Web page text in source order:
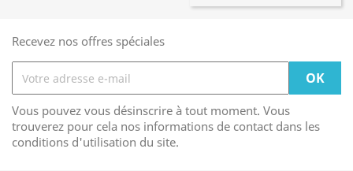
Recevez nos offres spéciales
Vous pouvez vous désinscrire à tout moment. Vous
trouverez pour cela nos informations de contact dans les
conditions d'utilisation du site.